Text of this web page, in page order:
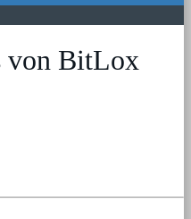
von BitLox